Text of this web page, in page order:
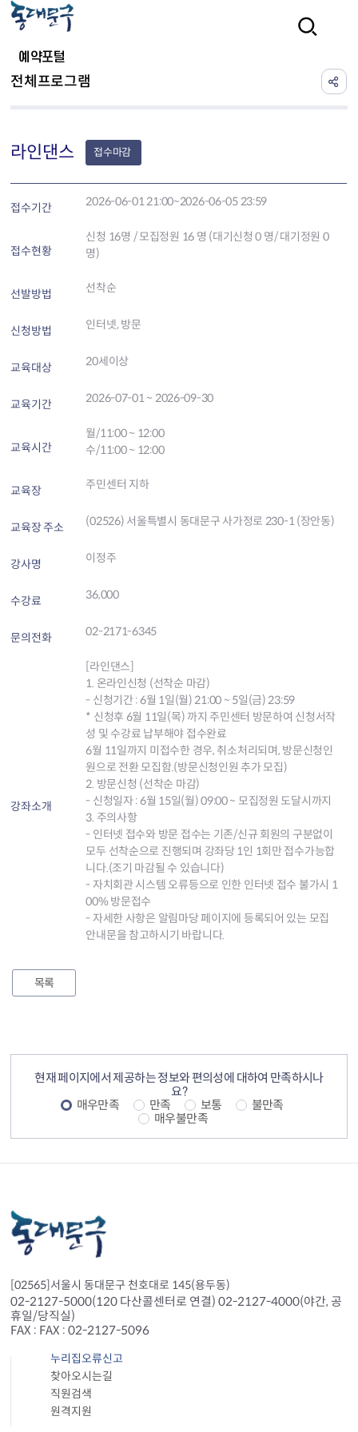
예약포털
전체프로그램
라인댄스 접수마감
접수기간 2026-06-01 21:00~2026-06-05 23:59
접수현황
신청 16명 / 모집정원 16 명 (대기신청 0 명/ 대기정원 0
명)
선발방법 선착순
신청방법 인터넷, 방문
교육대상 20세이상
교육기간 2026-07-01 ~ 2026-09-30
교육시간
월/11:00 ~ 12:00
수/11:00 ~ 12:00
교육장 주민센터 지하
교육장 주소 (02526) 서울특별시 동대문구 사가정로 230-1 (장안동)
강사명 이정주
수강료 36,000
문의전화 02-2171-6345
강좌소개
[라인댄스]
1. 온라인신청 (선착순 마감)
- 신청기간 : 6월 1일(월) 21:00 ~ 5일(금) 23:59
* 신청후 6월 11일(목) 까지 주민센터 방문하여 신청서작
성 및 수강료 납부해야 접수완료
6월 11일까지 미접수한 경우, 취소처리되며, 방문신청인
원으로 전환 모집함.(방문신청인원 추가 모집)
2. 방문신청 (선착순 마감)
- 신청일자 : 6월 15일(월) 09:00 ~ 모집정원 도달시까지
3. 주의사항
- 인터넷 접수와 방문 접수는 기존/신규 회원의 구분없이
모두 선착순으로 진행되며 강좌당 1인 1회만 접수가능합
니다.(조기 마감될 수 있습니다)
- 자치회관 시스템 오류등으로 인한 인터넷 접수 불가시 1
00% 방문접수
- 자세한 사항은 알림마당 페이지에 등록되어 있는 모집
안내문을 참고하시기 바랍니다.
목록
현재 페이지에서 제공하는 정보와 편의성에 대하여 만족하시나
요?
매우만족
만족 보통
불만족
매우불만족
[02565]서울시 동대문구 천호대로 145(용두동)
02-2127-5000(120 다산콜센터로 연결) 02-2127-4000(야간, 공
휴일/당직실)
FAX : FAX : 02-2127-5096
누리집오류신고
찾아오시는길
직원검색
원격지원